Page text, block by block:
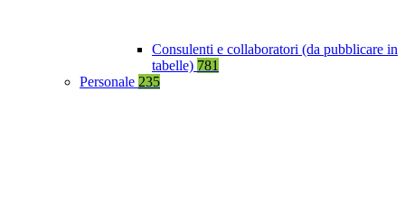
Consulenti e collaboratori (da pubblicare in
tabelle) 781
Personale 235